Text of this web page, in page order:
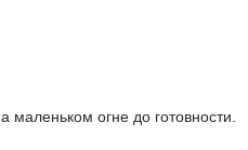
маленьком огне до готовности.